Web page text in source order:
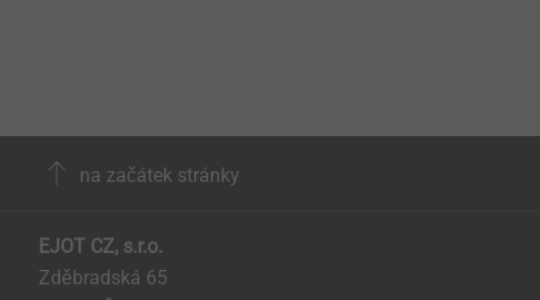
na začátek stránky
EJOT CZ, s.r.o.
Zděbradská 65